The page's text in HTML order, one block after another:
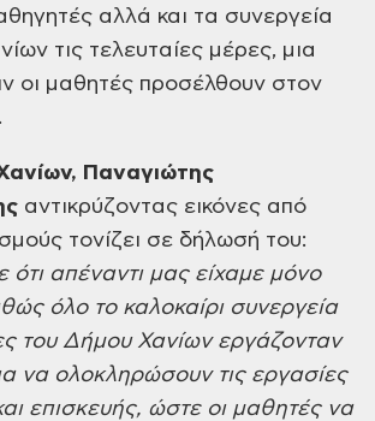
αλλά και τα συνεργεία
τις τελευταίες μέρες, μια
οι μαθητές προσέλθουν στον
Παναγιώτης
αντικρύζοντας εικόνες από
τονίζει σε δήλωσή του:
απέναντι μας είχαμε μόνο
όλο το καλοκαίρι συνεργεία
του Δήμου Χανίων εργάζονταν
να ολοκληρώσουν τις εργασίες
επισκευής, ώστε οιμαθητές να